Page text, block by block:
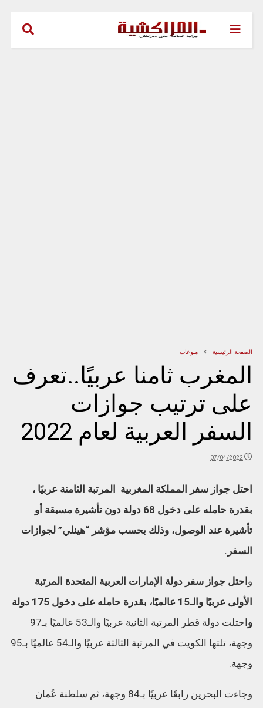
الصفحة الرئيسية منوعات
المغرب ثامنا عربيًا..تعرف
على ترتيب جوازات
السفر العربية لعام 2022
07/04/2022
احتل جواز سفر المملكة المغربية المرتبة الثامنة عربيًا ،
بقدرة حامله على دخول 68 دولة دون تأشيرة مسبقة أو
تأشيرة عند الوصول، وذلك بحسب مؤشر “هينلي” لجوازات
السفر.
و احتل جواز سفر دولة الإمارات العربية المتحدة المرتبة
الأولى عربيًا والـ15 عالميًَا، بقدرة حامله على دخول 175 دولة
و
احتلت دولة قطر المرتبة الثانية عربيًا والـ53 عالميًا بـ97
وجهة، تلتها الكويت في المرتبة الثالثة عربيًا والـ54 عالميًا بـ95
وجهة.
وجاءت البحرين رابعًا عربيًا بـ84 وجهة، ثم سلطنة عُمان